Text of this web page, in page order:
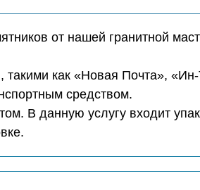
от нашей гранитной
такими как «Новая Почта»,
средством.
В данную услугу входит